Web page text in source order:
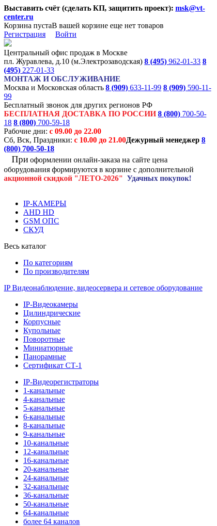
Выставить счёт (сделать КП, защитить проект): msk@vt-
center.ru
Корзина пустаВ вашей корзине еще нет товаров
Регистрация
Войти
Центральный офис продаж в Москве
пл. Журавлева, д.10 (м.Электрозаводская) 8 (495) 962-01-33 8
(495) 227-01-33
МОНТАЖ И ОБСЛУЖИВАНИЕ
Москва и Московская область 8 (909) 633-11-99 8 (909) 590-11-
99
Бесплатный звонок для других регионов РФ
БЕСПЛАТНАЯ ДОСТАВКА ПО РОССИИ 8 (800) 700-50-
18 8 (800) 700-59-18
Рабочие дни: с 09.00 до 22.00
Сб, Вск, Праздники: с 10.00 до 21.00Дежурный менеджер 8
(800) 700-50-18
При оформлении онлайн-заказа на сайте цена
оборудования формируются в корзине с дополнительной
акционной скидкой "ЛЕТО-2026" Удачных покупок!
IP-КАМЕРЫ
AHD HD
GSM ОПС
СКУД
Весь каталог
По категориям
По производителям
IP Видеонаблюдение, видеосервера и сетевое оборудование
IP-Видеокамеры
Цилиндрические
Корпусные
Купольные
Поворотные
Миниатюрные
Панорамные
Сертификат СТ-1
IP-Видеорегистраторы
1-канальные
4-канальные
5-канальные
6-канальные
8-канальные
9-канальные
10-канальные
12-канальные
16-канальные
20-канальные
24-канальные
32-канальные
36-канальные
50-канальные
64-канальные
более 64 каналов